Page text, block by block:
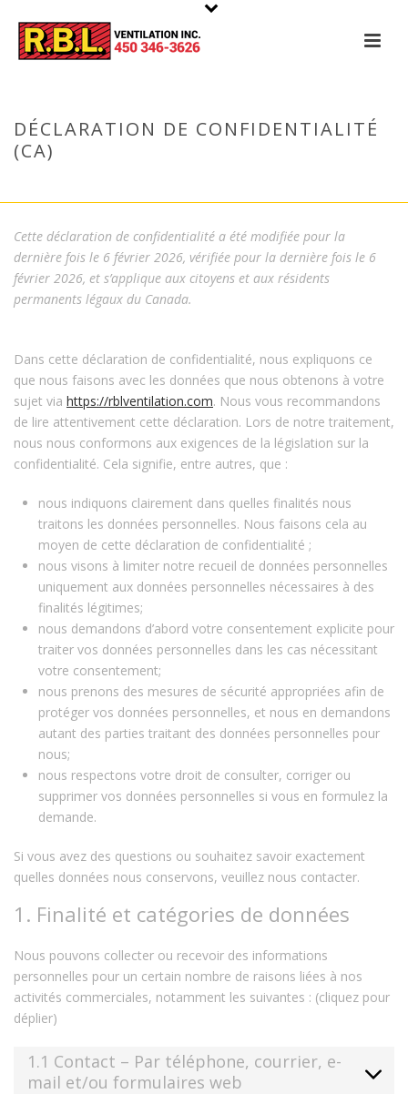
DÉCLARATION DE CONFIDENTIALITÉ
(CA)
Cette déclaration de confidentialité a été modifiée pour la
dernière fois le 6 février 2026, vérifiée pour la dernière fois le 6
février 2026, et s’applique aux citoyens et aux résidents
permanents légaux du Canada.
Dans cette déclaration de confidentialité, nous expliquons ce
que nous faisons avec les données que nous obtenons à votre
sujet via https://rblventilation.com. Nous vous recommandons
de lire attentivement cette déclaration. Lors de notre traitement,
nous nous conformons aux exigences de la législation sur la
confidentialité. Cela signifie, entre autres, que :
nous indiquons clairement dans quelles finalités nous
traitons les données personnelles. Nous faisons cela au
moyen de cette déclaration de confidentialité ;
nous visons à limiter notre recueil de données personnelles
uniquement aux données personnelles nécessaires à des
finalités légitimes;
nous demandons d’abord votre consentement explicite pour
traiter vos données personnelles dans les cas nécessitant
votre consentement;
nous prenons des mesures de sécurité appropriées afin de
protéger vos données personnelles, et nous en demandons
autant des parties traitant des données personnelles pour
nous;
nous respectons votre droit de consulter, corriger ou
supprimer vos données personnelles si vous en formulez la
demande.
Si vous avez des questions ou souhaitez savoir exactement
quelles données nous conservons, veuillez nous contacter.
1. Finalité et catégories de données
Nous pouvons collecter ou recevoir des informations
personnelles pour un certain nombre de raisons liées à nos
activités commerciales, notamment les suivantes : (cliquez pour
déplier)
1.1 Contact – Par téléphone, courrier, e-
mail et/ou formulaires web